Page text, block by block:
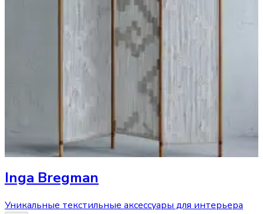
Inga Bregman
Уникальные текстильные аксессуары для интерьера